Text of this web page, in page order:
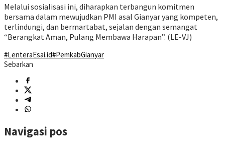
Melalui sosialisasi ini, diharapkan terbangun komitmen
bersama dalam mewujudkan PMI asal Gianyar yang kompeten,
terlindungi, dan bermartabat, sejalan dengan semangat
“Berangkat Aman, Pulang Membawa Harapan”. (LE-VJ)
#LenteraEsai.id#PemkabGianyar
Sebarkan
Navigasi pos